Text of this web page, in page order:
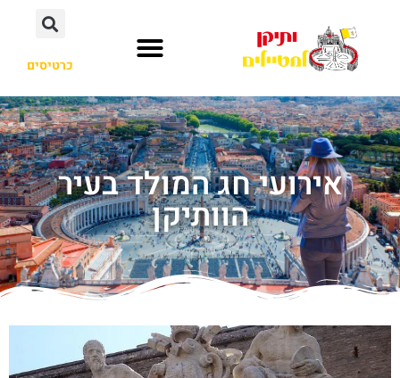
כרטיסים
אירועי חג המולד בעיר
הוותיקן